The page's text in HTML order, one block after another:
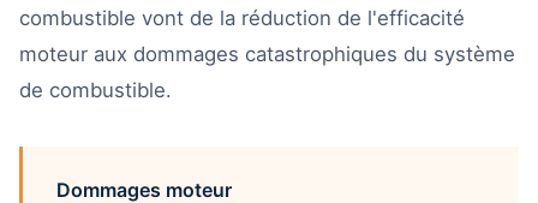
combustible vont de la réduction de l'efficacité
moteur aux dommages catastrophiques du système
de combustible.
Dommages moteur